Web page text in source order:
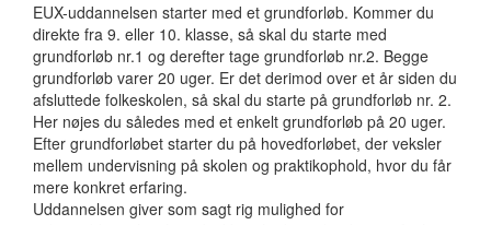
EUX-uddannelsen starter med et grundforløb. Kommer du
direkte fra 9. eller 10. klasse, så skal du starte med
grundforløb nr.1 og derefter tage grundforløb nr.2. Begge
grundforløb varer 20 uger. Er det derimod over et år siden du
afsluttede folkeskolen, så skal du starte på grundforløb nr. 2.
Her nøjes du således med et enkelt grundforløb på 20 uger.
Efter grundforløbet starter du på hovedforløbet, der veksler
mellem undervisning på skolen og praktikophold, hvor du får
mere konkret erfaring.
Uddannelsen giver som sagt rig mulighed for